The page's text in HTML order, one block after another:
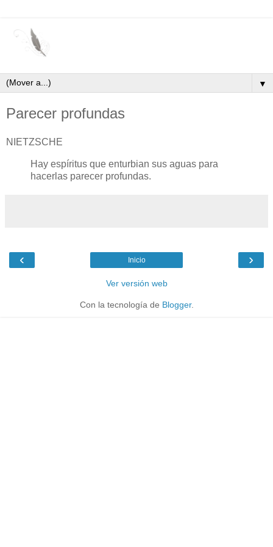
▼
Parecer profundas
NIETZSCHE
Hay espíritus que enturbian sus aguas para
hacerlas parecer profundas.
‹ ›
Inicio
Ver versión web
Con la tecnología de Blogger.